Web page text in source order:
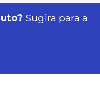
Sugira para a